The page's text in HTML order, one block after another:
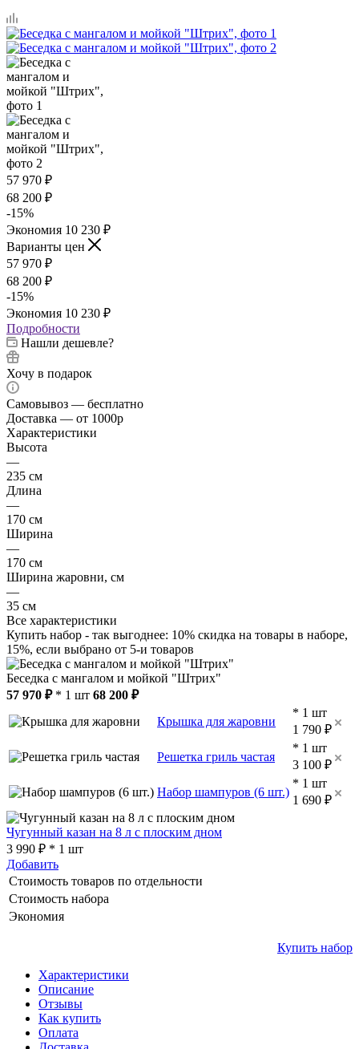
57 970 ₽
68 200 ₽
-15%
Экономия 10 230 ₽
Варианты цен
57 970 ₽
68 200 ₽
-15%
Экономия 10 230 ₽
Подробности
Нашли дешевле?
Хочу в подарок
Самовывоз — бесплатно
Доставка — от 1000р
Характеристики
Высота
—
235 см
Длина
—
170 см
Ширина
—
170 см
Ширина жаровни, см
—
35 см
Все характеристики
Купить набор - так выгоднее: 10% скидка на товары в наборе,
15%, если выбрано от 5-и товаров
Беседка с мангалом и мойкой "Штрих"
57 970 ₽* 1 шт 68 200 ₽
Крышка для жаровни
* 1 шт
1 790 ₽
Решетка гриль частая
* 1 шт
3 100 ₽
Набор шампуров (6 шт.)
* 1 шт
1 690 ₽
Чугунный казан на 8 л с плоским дном
3 990 ₽ * 1 шт
Добавить
Стоимость товаров по отдельности
Стоимость набора
Экономия
Купить набор
Характеристики
Описание
Отзывы
Как купить
Оплата